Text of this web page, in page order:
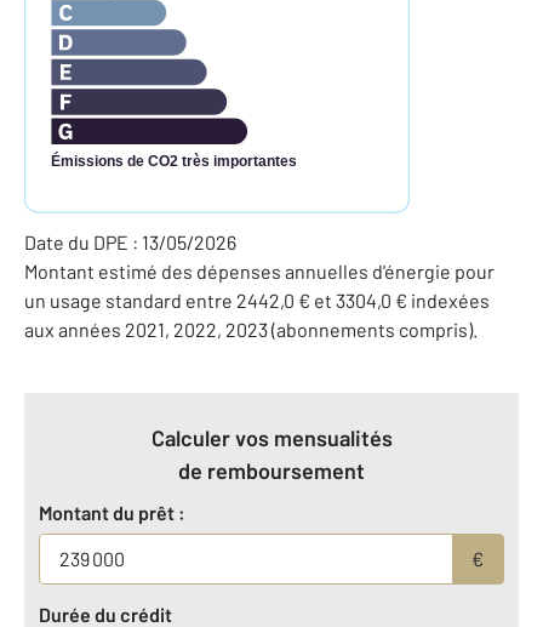
Émissions de CO2 très importantes
Date du DPE : 13/05/2026
Montant estimé des dépenses annuelles d'énergie pour
un usage standard entre 2442,0 € et 3304,0 € indexées
aux années 2021, 2022, 2023 (abonnements compris).
Calculer vos mensualités
de remboursement
Montant du prêt :
€
Durée du crédit